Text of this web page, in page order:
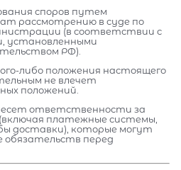
споров путем
рассмотрению в суде по
(в соответствии с
установленными
РФ).
либо положения настоящего
не влечет
положений.
ответственности за
платежные системы,
доставки), которые могут
обязательств перед